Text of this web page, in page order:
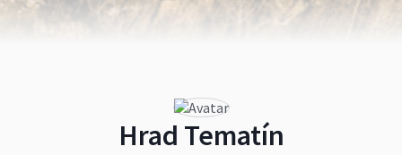
Hrad Tematín